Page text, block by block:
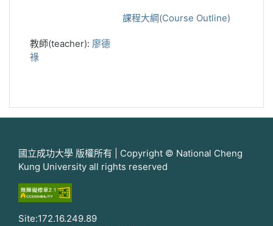
課程大綱(Course Outline)
教師(teacher): 廖德
祿
國立成功大學 版權所有 | Copyright © National Cheng
Kung University all rights reserved
Site:172.16.249.89